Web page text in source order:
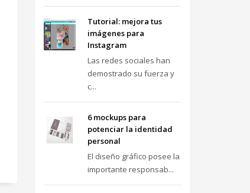
Tutorial: mejora tus
imágenes para
Instagram
Las redes sociales han
demostrado su fuerza y
c...
6 mockups para
potenciar la identidad
personal
El diseño gráfico posee la
importante responsab...